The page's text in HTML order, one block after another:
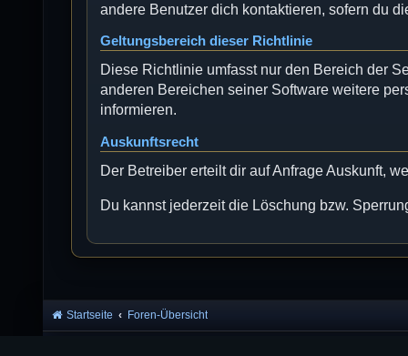
andere Benutzer dich kontaktieren, sofern du
Geltungsbereich dieser Richtlinie
Diese Richtlinie umfasst nur den Bereich der
anderen Bereichen seiner Software weitere
informieren.
Auskunftsrecht
Der Betreiber erteilt dir auf Anfrage Auskunft,
Du kannst jederzeit die Löschung bzw.
Startseite Foren-Übersicht